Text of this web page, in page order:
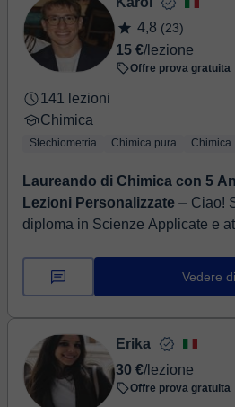
4,8 (23)
15 €/lezione
Offre prova gratuita
141 lezioni
Chimica
Stechiometria Chimica pura Chimica
Laureando di Chimica con 5
Lezioni Personalizzate ⏤ Ciao! Sono Karol, ho un
diploma in Scienze Applicate e
per le materie scient...
Vedere
Erika
30 €/lezione
Offre prova gratuita